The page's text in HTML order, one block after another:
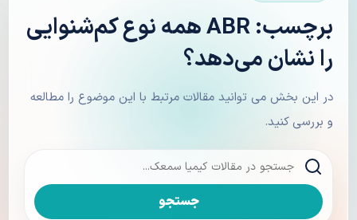
برچسب: ABR همه نوع کم‌شنوایی
را نشان می‌دهد؟
در این بخش می توانید مقالات مرتبط با این موضوع را مطالعه
و بررسی کنید.
جستجو